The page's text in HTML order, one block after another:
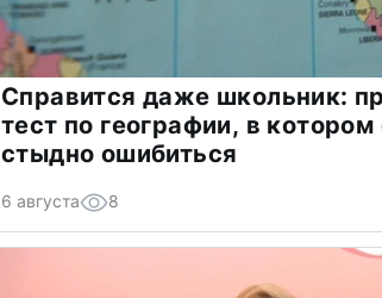
Справится даже школьник:
тест по географии, в котором
стыдно ошибиться
6 августа 8